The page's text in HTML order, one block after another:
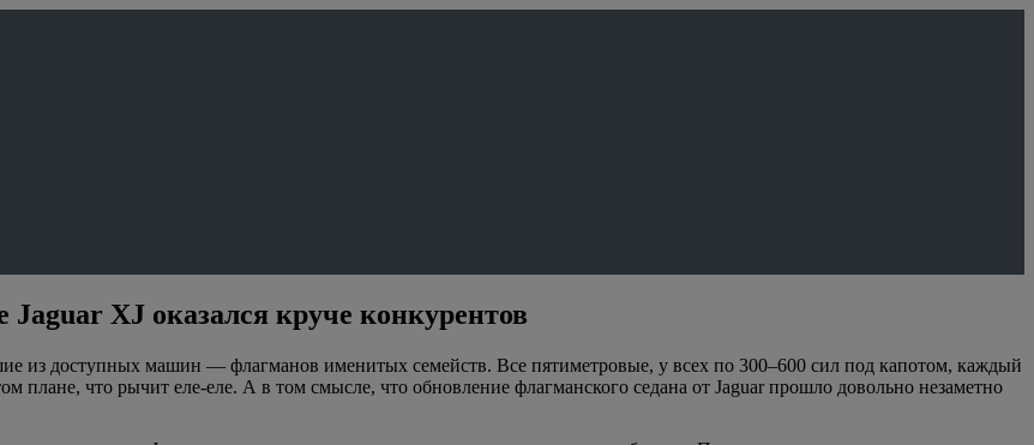
XJ оказался круче конкурентов
из доступных машин — флагманов именитых семейств. Все пятиметровые, у всех по 300–600 сил под капотом, каждый
плане, что рычит еле-еле. А в том смысле, что обновление флагманского седана от Jaguar прошло довольно незаметно